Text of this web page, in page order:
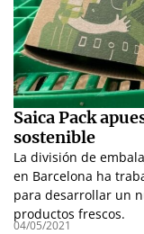
Saica Pack
sostenible
La división de
en Barcelona ha
para desarrollar un
productos frescos.
04/05/2021